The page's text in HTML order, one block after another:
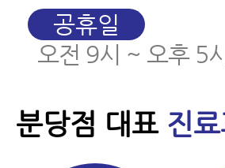
공휴일
오전 9시 ~ 오후 5시
분당점 대표 진